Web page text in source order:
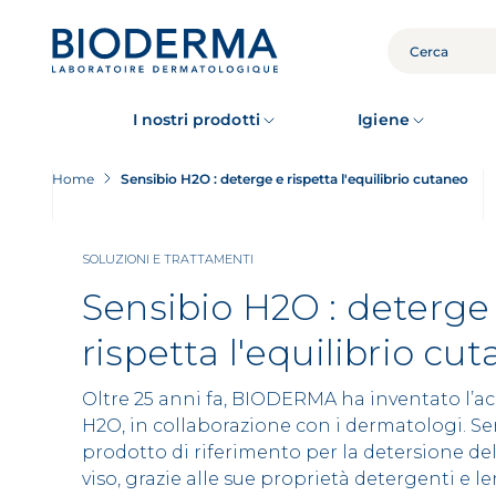
CERCA
I nostri prodotti Igiene
Home Sensibio H2O : deterge e rispetta l'equilibrio cutaneo
SOLUZIONI E TRATTAMENTI
Sensibio H2O :
rispetta l'equilibrio
Oltre 25 anni fa, BIODERMA ha inventato
H2O, in collaborazione con i dermatologi.
prodotto di riferimento per la detersione
viso, grazie alle sue proprietà detergenti e